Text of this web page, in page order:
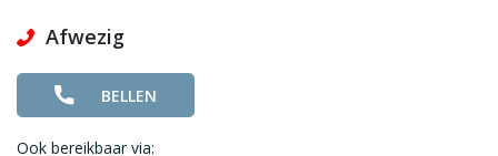
Afwezig
BELLEN
Ook bereikbaar via: